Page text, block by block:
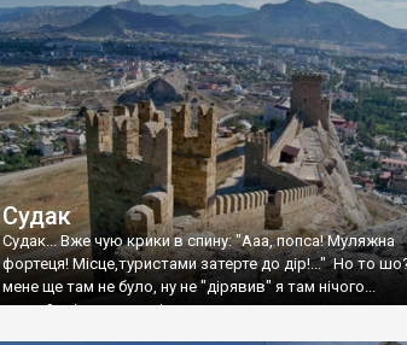
Судак
Судак... Вже чую крики в спину: "Ааа, попса! Муляжна
фортеця! Місце,туристами затерте до дір!..." Но то
мене ще там не було, ну не "дірявив" я там нічого...
принаймні до цього літа.